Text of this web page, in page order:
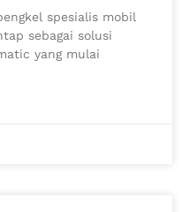
spesialis mobil
sebagai solusi
yang mulai